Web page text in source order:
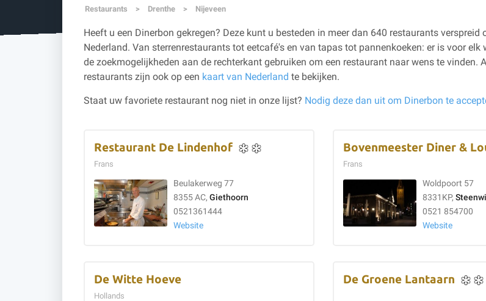
Restaurants > Drenthe > Nijeveen
Heeft u een Dinerbon gekregen? Deze kunt u besteden in meer dan 640 restaurants verspreid
Nederland. Van sterrenrestaurants tot eetcafé's en van tapas tot pannenkoeken: er is voor elk
de zoekmogelijkheden aan de rechterkant gebruiken om een restaurant naar wens te vinden.
restaurants zijn ook op een kaart van Nederland te bekijken.
Staat uw favoriete restaurant nog niet in onze lijst? Nodig deze dan uit om Dinerbon te
Restaurant De Lindenhof
Frans
Beulakerweg 77
8355 AC, Giethoorn
0521361444
Website
Bovenmeester Diner &
Frans
Woldpoort 57
8331KP,
0521 854700
Website
De Witte Hoeve
Hollands
De Groene Lantaarn